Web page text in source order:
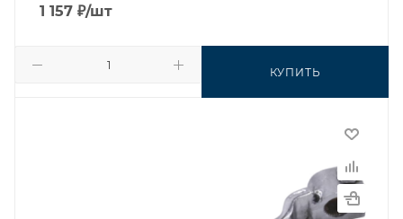
1 157 ₽/шт
КУПИТЬ